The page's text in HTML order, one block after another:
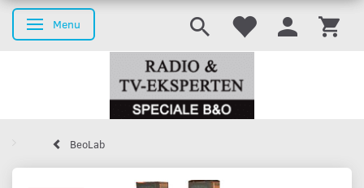
Toggle navigation
Menu
BeoLab